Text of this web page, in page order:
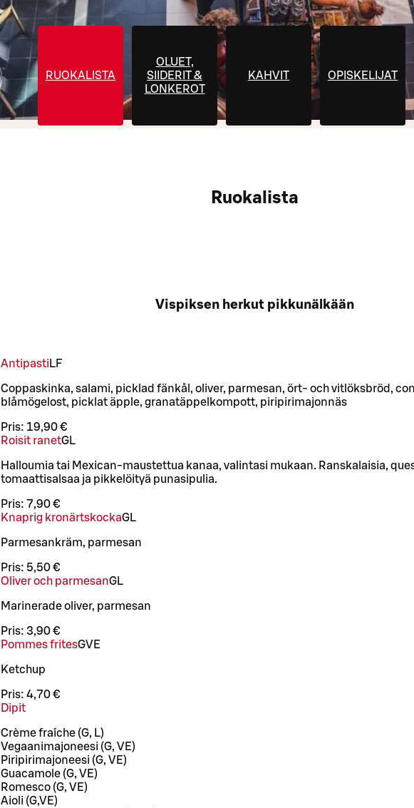
RUOKALISTA
OLUET,
SIIDERIT &
LONKEROT
KAHVIT OPISKELIJAT
Ruokalista
Vispiksen herkut pikkunälkään
Antipasti LF
Coppaskinka, salami, picklad fänkål, oliver, parmesan, ört- och vitlöksbröd,
blåmögelost, picklat äpple, granatäppelkompott, piripirimajonnäs
Pris: 19,90 €
Roisit ranetGL
Halloumia tai Mexican-maustettua kanaa, valintasi mukaan. Ranskalaisia,
tomaattisalsaa ja pikkelöityä punasipulia.
Pris: 7,90 €
Knaprig kronärtskockaGL
Parmesankräm, parmesan
Pris: 5,50 €
Oliver och parmesanGL
Marinerade oliver, parmesan
Pris: 3,90 €
Pommes fritesGVE
Ketchup
Pris: 4,70 €
Dipit
Crème fraîche (G, L)
Vegaanimajoneesi (G, VE)
Piripirimajoneesi (G, VE)
Guacamole (G, VE)
Romesco (G, VE)
Aioli (G,VE)